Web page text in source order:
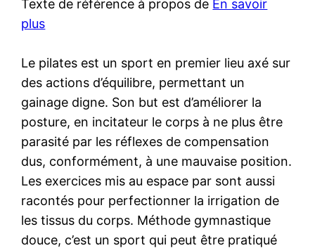
Texte de référence à propos de En savoir
plus
Le pilates est un sport en premier lieu axé sur
des actions d’équilibre, permettant un
gainage digne. Son but est d’améliorer la
posture, en incitateur le corps à ne plus être
parasité par les réflexes de compensation
dus, conformément, à une mauvaise position.
Les exercices mis au espace par sont aussi
racontés pour perfectionner la irrigation de
les tissus du corps. Méthode gymnastique
douce, c’est un sport qui peut être pratiqué